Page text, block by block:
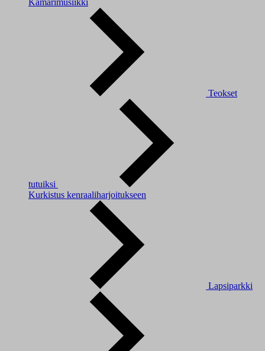
Kamarimusiikki
Teokset
tutuiksi
Kurkistus kenraaliharjoitukseen
Lapsiparkki